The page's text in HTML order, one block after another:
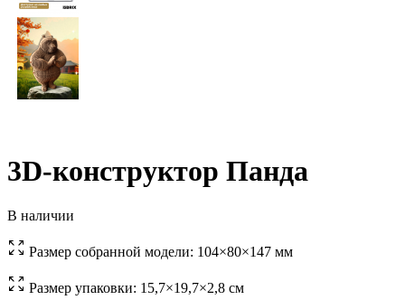
3D-конструктор Панда
В наличии
Размер собранной модели: 104×80×147 мм
Размер упаковки: 15,7×19,7×2,8 см